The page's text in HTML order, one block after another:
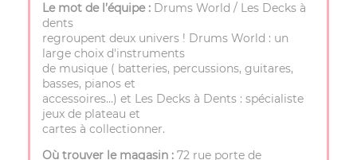
Le mot de l’équipe : Drums World / Les Decks à
dents
regroupent deux univers ! Drums World : un
large choix d'instruments
de musique ( batteries, percussions, guitares,
basses, pianos et
accessoires…) et Les Decks à Dents : spécialiste
jeux de plateau et
cartes à collectionner.
Où trouver le magasin : 72 rue porte de